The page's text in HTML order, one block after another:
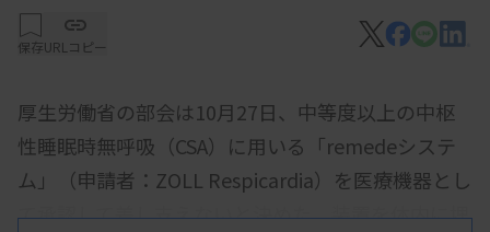
保存URLコピー
厚生労働省の部会は10月27日、中等度以上の中枢
性睡眠時無呼吸（CSA）に用いる「remedeシステ
ム」（申請者：ZOLL Respicardia）を医療機器とし
て承認して差し支えないと決めた。装置を体内に埋